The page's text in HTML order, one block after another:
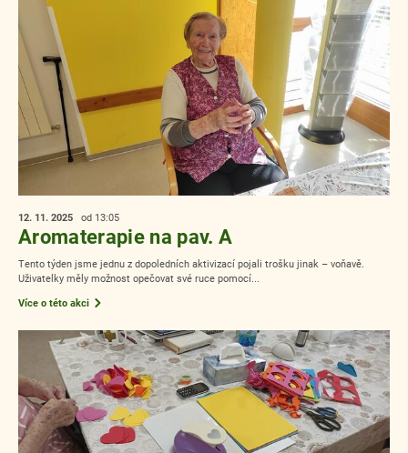
12. 11. 2025 od 13:05
Aromaterapie na pav. A
Tento týden jsme jednu z dopoledních aktivizací pojali trošku jinak – voňavě.
Uživatelky měly možnost opečovat své ruce pomocí...
Více o této akci